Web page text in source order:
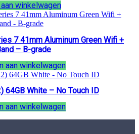
winkelwagen
7 41mm Aluminum Green Wifi +
– B-grade
aan winkelwagen
64GB White – No Touch ID
aan winkelwagen